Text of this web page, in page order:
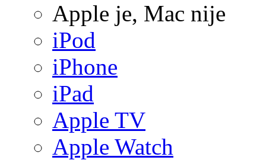
Apple je, Mac nije
iPod
iPhone
iPad
Apple TV
Apple Watch